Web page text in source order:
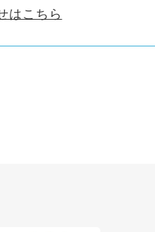
はこちら